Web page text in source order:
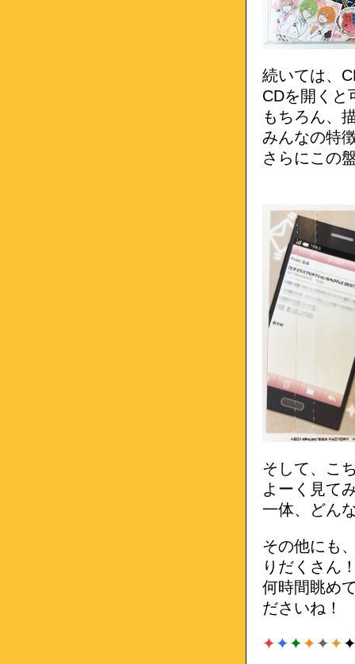
続いては、
CDを開くと
もちろん、
みんなの特
さらにこの
そして、こ
よーく見て
一体、どん
その他にも
りだくさん
何時間眺め
ださいね！
✦✦✦✦✦✦